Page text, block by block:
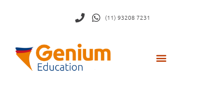
(11) 93208 7231